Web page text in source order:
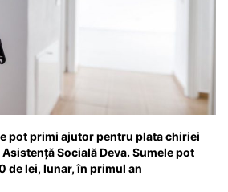
pot primi ajutor pentru plata chiriei
Socială Deva. Sumele pot
de lei, lunar, în primul an